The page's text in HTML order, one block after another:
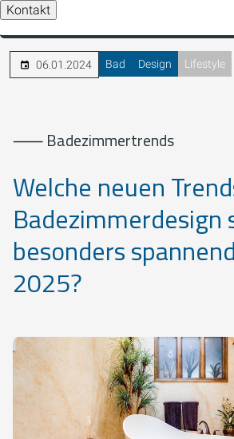
Kontakt
06.01.2024 Bad Design Lifestyle
⸺ Badezimmertrends
Welche neuen
Badezimmerdesign
besonders
2025?